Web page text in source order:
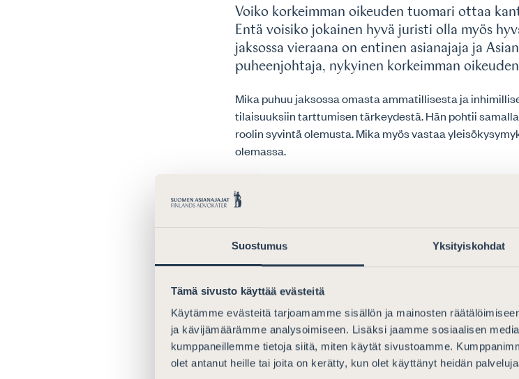
Suostumus Yksityiskohdat
Tämä sivusto käyttää evästeitä
Käytämme evästeitä tarjoamamme sisällön ja mainosten
ja kävijämäärämme analysoimiseen. Lisäksi jaamme sosiaalisen
kumppaneillemme tietoja siitä, miten käytät sivustoamme.
olet antanut heille tai joita on kerätty, kun olet käyttänyt heidän
Voiko korkeimman oikeuden tuomari ottaa
Entä voisiko jokainen hyvä juristi olla myös
jaksossa vieraana on entinen asianajaja ja
puheenjohtaja, nykyinen korkeimman
Mika puhuu jaksossa omasta ammatillisesta ja
tilaisuuksiin tarttumisen tärkeydestä. Hän pohtii
roolin syvintä olemusta. Mika myös vastaa
olemassa.
#taloudellisettunnusluvut #arvot #punaarmeijankuoro
#sosiaalinenmedia #oikeusvaltio #ihmisenpoika